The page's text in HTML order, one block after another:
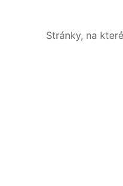
Stránky, na